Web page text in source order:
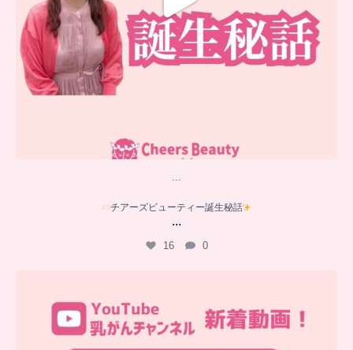
…
チアーズビューティー誕生秘話
...
16 0
新着動画
シコリと痛みを感じて
...
10